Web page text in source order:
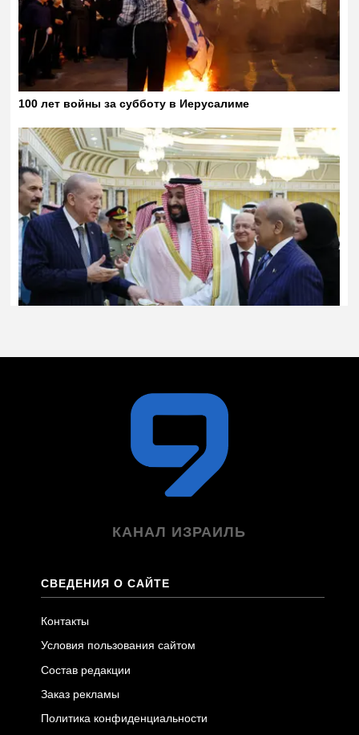
КАНАЛ ИЗРАИЛЬ
СВЕДЕНИЯ О САЙТЕ
Контакты
Условия пользования сайтом
Состав редакции
Заказ рекламы
Политика конфиденциальности